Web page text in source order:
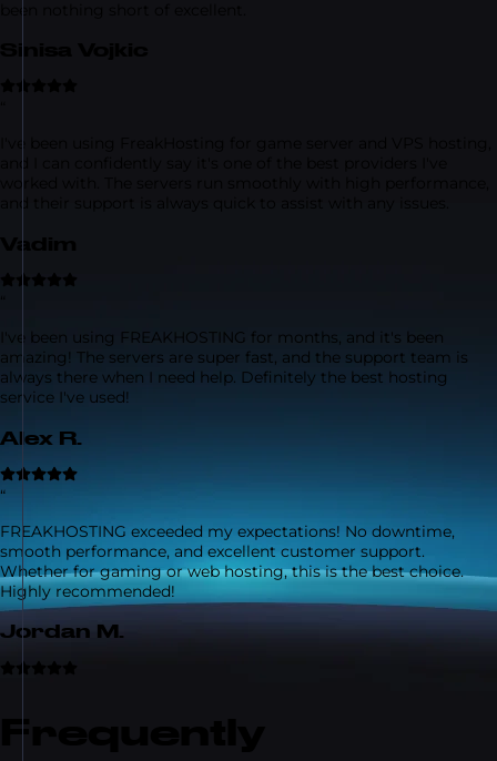
“
I've been using FREAKHOSTING for months, and it's been
amazing! The servers are super fast, and the support team is
always there when I need help. Definitely the best hosting
service I've used!
Alex R.
“
FREAKHOSTING exceeded my expectations! No downtime,
smooth performance, and excellent customer support.
Whether for gaming or web hosting, this is the best choice.
Highly recommended!
Jordan M.